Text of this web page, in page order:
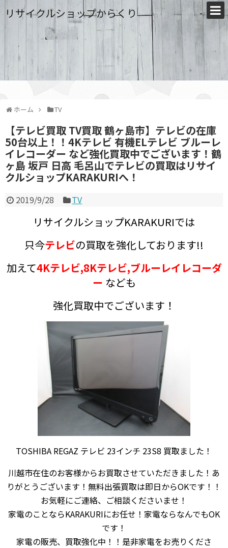
リサイクルショップからくり
ホーム TV
【テレビ買取 TV買取 鶴ヶ島市】テレビの在庫
50台以上！！4Kテレビ 有機ELテレビ ブルーレ
イレコーダー など強化買取中でございます！鶴
ヶ島 坂戸 日高 毛呂山でテレビの買取はリサイ
クルショップKARAKURIへ！
2019/9/28 TV
リサイクルショップKARAKURIでは
只今テレビの買取を強化しております!!
加えて4Kテレビ,8Kテレビ,ブルーレイレコーダ
ー なども
強化買取中でございます！
TOSHIBA REGAZ テレビ 23インチ 23S8 買取ました！
川越市在住のお客様からお買取させていただきました！あ
りがとうございます！無料出張買取は即日からOKです！！
お気軽にご連絡、ご相談くださいませ！
家電のことならKARAKURIにお任せ！家電ならなんでもOK
です！
家電の販売、買取強化中！！是非家電をお売りくださ